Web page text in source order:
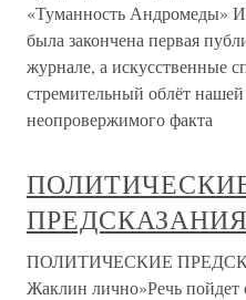
«Туманность Андромеды»
была закончена первая
журнале, а искусственные
стремительный облёт
неопровержимого факта
ПРЕДСКАЗАНИЯ
ПОЛИТИЧЕСКИЕ
Жаклин лично»Речь пойдет